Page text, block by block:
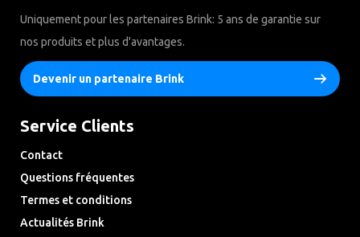
Uniquement pour les partenaires Brink: 5 ans de garantie sur
nos produits et plus d'avantages.
Devenir un partenaire Brink
Service Clients
Contact
Questions fréquentes
Termes et conditions
Actualités Brink